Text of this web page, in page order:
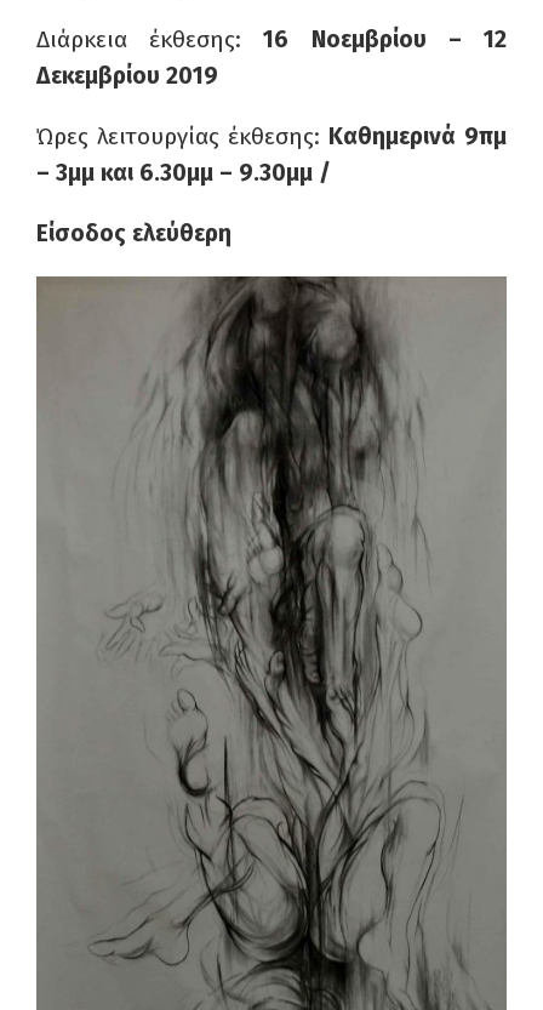
Διάρκεια έκθεσης:16 Νοεμβρίου – 12
Δεκεμβρίου 2019
Ώρες λειτουργίας έκθεσης: Καθημερινά 9πμ
– 3μμ και 6.30μμ – 9.30μμ /
Είσοδος ελεύθερη